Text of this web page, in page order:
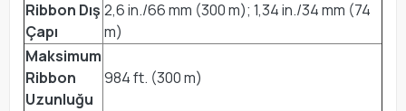
Ribbon Dış
Çapı
2,6 in./66 mm (300 m); 1,34 in./34 mm (74
m)
Maksimum
Ribbon
Uzunluğu
984 ft. (300 m)